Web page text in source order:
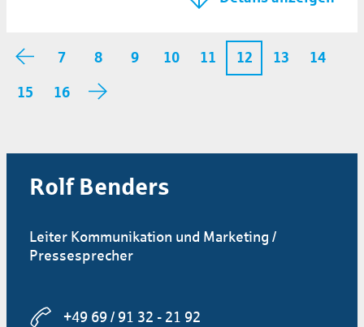
7 8 9 10 11 12 13 14
15 16
Rolf Benders
Leiter Kommunikation und Marketing /
Pressesprecher
+49 69 / 91 32 - 21 92